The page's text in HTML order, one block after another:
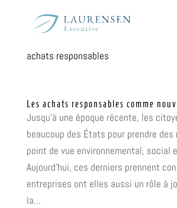
achats responsables
Les achats responsables comme
Jusqu’à une époque récente, les
beaucoup des États pour prendre des
point de vue environnemental, social
Aujourd’hui, ces derniers prennent
entreprises ont elles aussi un rôle à
la...